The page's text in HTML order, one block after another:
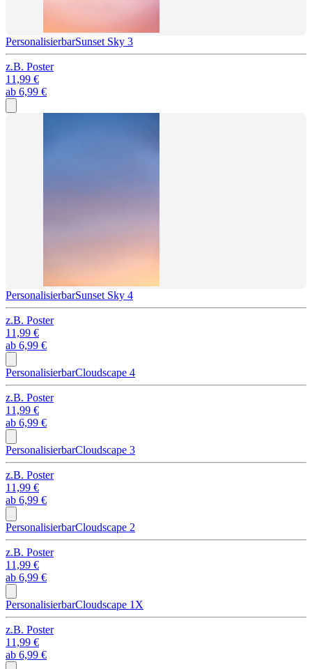
PersonalisierbarSunset Sky 3
z.B. Poster
11,99 €
ab 6,99 €
PersonalisierbarSunset Sky 4
z.B. Poster
11,99 €
ab 6,99 €
PersonalisierbarCloudscape 4
z.B. Poster
11,99 €
ab 6,99 €
PersonalisierbarCloudscape 3
z.B. Poster
11,99 €
ab 6,99 €
PersonalisierbarCloudscape 2
z.B. Poster
11,99 €
ab 6,99 €
PersonalisierbarCloudscape 1X
z.B. Poster
11,99 €
ab 6,99 €